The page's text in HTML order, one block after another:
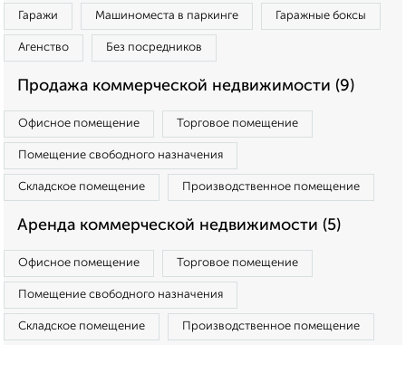
Гаражи Машиноместа в паркинге Гаражные боксы
Агенство Без посредников
Продажа коммерческой недвижимости (9)
Офисное помещение Торговое помещение
Помещение свободного назначения
Складское помещение Производственное помещение
Аренда коммерческой недвижимости (5)
Офисное помещение Торговое помещение
Помещение свободного назначения
Складское помещение Производственное помещение